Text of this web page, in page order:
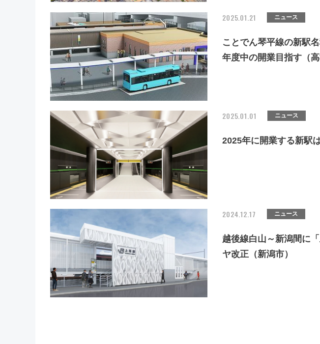
2025.01.21 ニュース
ことでん琴平線の新駅
年度中の開業目指す（高
2025.01.01 ニュース
2025年に開業する新駅
2024.12.17 ニュース
越後線白山～新潟間に
ヤ改正（新潟市）